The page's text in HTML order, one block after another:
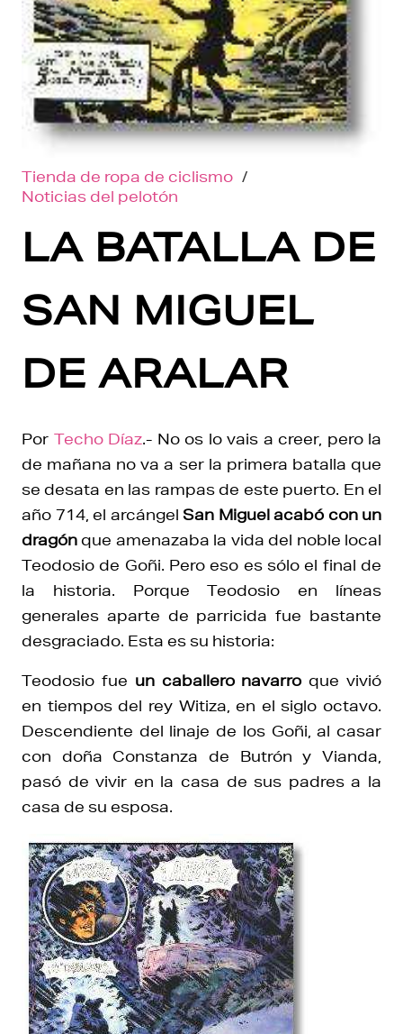
Tienda de ropa de ciclismo /
Noticias del pelotón
LA BATALLA DE
SAN MIGUEL
DE ARALAR
Por Techo Díaz.- No os lo vais a creer, pero la
de mañana no va a ser la primera batalla que
se desata en las rampas de este puerto. En el
año 714, el arcángel San Miguel acabó con un
dragónque amenazaba la vida del noble local
Teodosio de Goñi. Pero eso es sólo el final de
la historia. Porque Teodosio en líneas
generales aparte de parricida fue bastante
desgraciado. Esta es su historia:
Teodosio fue un caballero navarro que vivió
en tiempos del rey Witiza, en el siglo octavo.
Descendiente del linaje de los Goñi, al casar
con doña Constanza de Butrón y Vianda,
pasó de vivir en la casa de sus padres a la
casa de su esposa.